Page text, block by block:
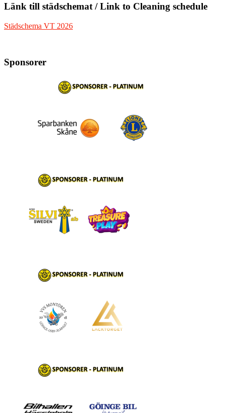
Länk till städschemat / Link to Cleaning schedule
Städschema VT 2026
Sponsorer